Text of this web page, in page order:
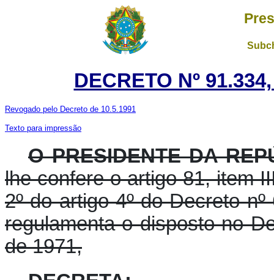
DECRETO Nº
Revogado pelo Decreto de 10.5.1991
Texto para impressão
O PRESIDENTE DA
lhe confere o artigo 81, item
2º do artigo 4º do Decreto
regulamenta o disposto no
de 1971,